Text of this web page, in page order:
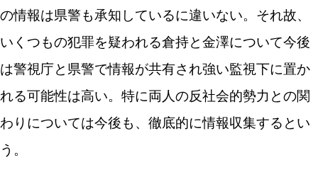
の情報は県警も承知しているに違いない。それ故、
いくつもの犯罪を疑われる倉持と金澤について今後
は警視庁と県警で情報が共有され強い監視下に置か
れる可能性は高い。特に両人の反社会的勢力との関
わりについては今後も、徹底的に情報収集するとい
う。